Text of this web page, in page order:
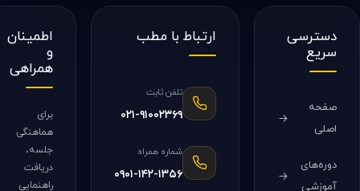
دسترسی
سریع
صفحه
اصلی
دوره‌های
آموزشی
ارتباط با مطب
تلفن ثابت
۰۲۱-۹۱۰۰۲۳۶۹
شماره همراه
۰۹۰۱-۱۴۲-۱۳۵۶
اطمینان
و
همراهی
برای
هماهنگی
جلسه،
دریافت
راهنمایی